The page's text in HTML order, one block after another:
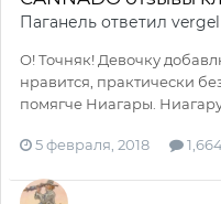
Паганель ответил vergel
О! Точняк! Девочку
нравится, практически
помягче Ниагары.
5 февраля, 2018